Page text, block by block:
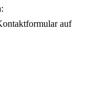
auf